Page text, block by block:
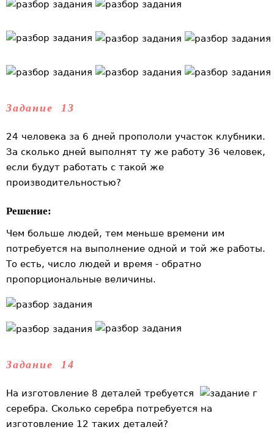
Задание 13
24 человека за 6 дней пропололи участок клубники.
За сколько дней выполнят ту же работу 36 человек,
если будут работать с такой же
производительностью?
Решение:
Чем больше людей, тем меньше времени им
потребуется на выполнение одной и той же работы.
То есть, число людей и время - обратно
пропорциональные величины.
Задание 14
На изготовление 8 деталей требуется
г
серебра. Сколько серебра потребуется на
изготовление 12 таких деталей?